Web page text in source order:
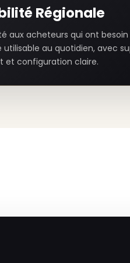
Régionale
aux acheteurs qui ont besoin
utilisable au quotidien, avec
et configuration claire.